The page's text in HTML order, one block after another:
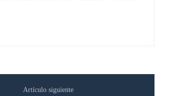
Artículo siguiente